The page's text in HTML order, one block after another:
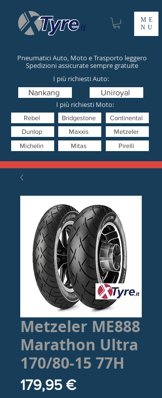
ME
NU
Pneumatici Auto, Moto e Trasporto leggero
Spedizioni assicurate sempre gratuite
I più richiesti Moto:
Mitas
Nankang
Pirelli
Uniroyal
Metzeler
Dunlop
Bridgestone Continental
Michelin
Rebel
I più richiesti Auto:
Maxxis
Metzeler ME888
Marathon Ultra
170/80-15 77H
179,95 €Prezzo